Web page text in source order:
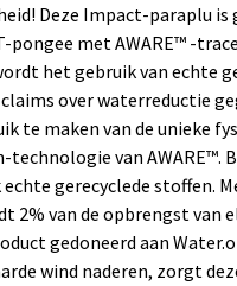
Deze Impact-paraplu is
pongee met AWARE™ -
het gebruik van echte
over waterreductie
te maken van de unieke
technologie van AWARE™.
gerecyclede stoffen.
2% van de opbrengst van
gedoneerd aan
wind naderen, zorgt